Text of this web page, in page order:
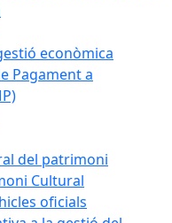
econòmica
Pagament a
del patrimoni
Cultural
oficials